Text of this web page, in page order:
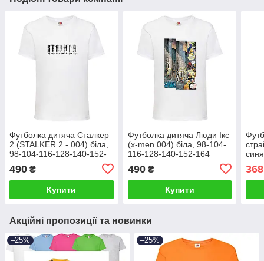
Футболка дитяча Сталкер
2 (STALKER 2 - 004) біла,
98-104-116-128-140-152-
490 ₴
Купити
Футболка дитяча Люди Ікс
(x-men 004) біла, 98-104-
116-128-140-152-164
490₴
Купити
368
Акційні пропозиції та новинки
–25% –25%